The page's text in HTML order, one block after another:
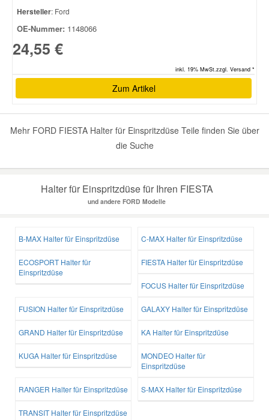
Hersteller: Ford
OE-Nummer: 1148066
24,55 €
inkl. 19% MwSt.zzgl. Versand *
Zum Artikel
Mehr FORD FIESTA Halter für Einspritzdüse Teile finden Sie über
die Suche
Halter für Einspritzdüse für Ihren FIESTA
und andere FORD Modelle
B-MAX Halter für Einspritzdüse C-MAX Halter für Einspritzdüse
ECOSPORT Halter für
Einspritzdüse
FIESTA Halter für Einspritzdüse
FOCUS Halter für Einspritzdüse
FUSION Halter für Einspritzdüse GALAXY Halter für Einspritzdüse
GRAND Halter für Einspritzdüse KA Halter für Einspritzdüse
KUGA Halter für Einspritzdüse
MONDEO Halter für
Einspritzdüse
RANGER Halter für Einspritzdüse S-MAX Halter für Einspritzdüse
TRANSIT Halter für Einspritzdüse